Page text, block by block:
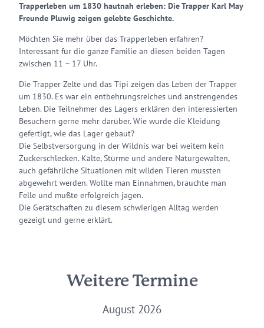
Trapperleben um 1830 hautnah erleben: Die Trapper Karl May
Freunde Pluwig zeigen gelebte Geschichte.
Möchten Sie mehr über das Trapperleben erfahren?
Interessant für die ganze Familie an diesen beiden Tagen
zwischen 11 – 17 Uhr.
Die Trapper Zelte und das Tipi zeigen das Leben der Trapper
um 1830. Es war ein entbehrungsreiches und anstrengendes
Leben. Die Teilnehmer des Lagers erklären den interessierten
Besuchern gerne mehr darüber. Wie wurde die Kleidung
gefertigt, wie das Lager gebaut?
Die Selbstversorgung in der Wildnis war bei weitem kein
Zuckerschlecken. Kälte, Stürme und andere Naturgewalten,
auch gefährliche Situationen mit wilden Tieren mussten
abgewehrt werden. Wollte man Einnahmen, brauchte man
Felle und mußte erfolgreich jagen.
Die Gerätschaften zu diesem schwierigen Alltag werden
gezeigt und gerne erklärt.
Weitere Termine
August 2026